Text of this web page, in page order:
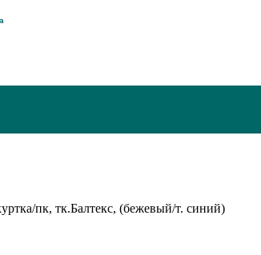
пк, тк.Балтекс, (бежевый/т. синий)